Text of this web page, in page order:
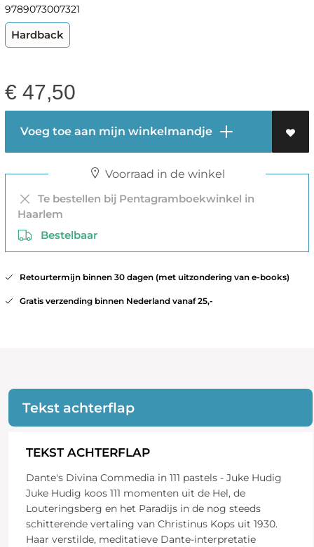
9789073007321
Hardback
€ 47,50
Voeg toe aan mijn winkelmandje
Voorraad in de winkel
Te bestellen bij Pentagramboekwinkel in
Haarlem
Bestelbaar
Retourtermijn binnen 30 dagen (met uitzondering van e-books)
Gratis verzending binnen Nederland vanaf 25,-
Tekst achterflap
TEKST ACHTERFLAP
Dante's Divina Commedia in 111 pastels - Juke Hudig
Juke Hudig koos 111 momenten uit de Hel, de
Louteringsberg en het Paradijs in de nog steeds
schitterende vertaling van Christinus Kops uit 1930.
Haar verstilde, meditatieve Dante-interpretatie